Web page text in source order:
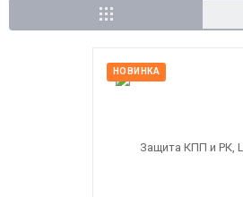
НОВИНКА